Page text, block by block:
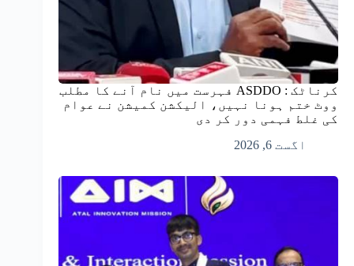
کرناٹک : ASDDO فہرست میں نام آنے کا مطلب
ووٹ ختم ہونا نہیں، الیکشن کمیشن نے عوام
کی غلط فہمی دور کر دی
اگست 6, 2026